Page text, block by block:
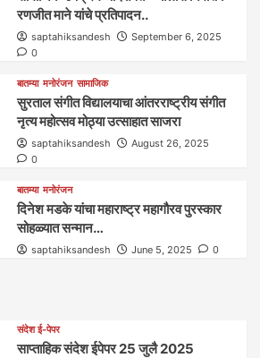
रणजीत माने यांचे प्रतिपादन..
saptahiksandesh
September 6, 2025
0
बातम्या मनोरंजन सामाजिक
सुरताल संगीत विद्यालयाचा आंतरराष्ट्रीय संगीत
नृत्य महोत्सव मोठ्या उत्साहात साजरा
saptahiksandesh
August 26, 2025
0
बातम्या मनोरंजन
दिनेश मडके यांचा महाराष्ट्र महागौरव‌ पुरस्कार‌‌‌
सोहळ्यात सन्मान…
saptahiksandesh June 5, 2025 0
संदेश ई-पेपर
साप्ताहिक संदेश ईपेपर 25 जुलै 2025